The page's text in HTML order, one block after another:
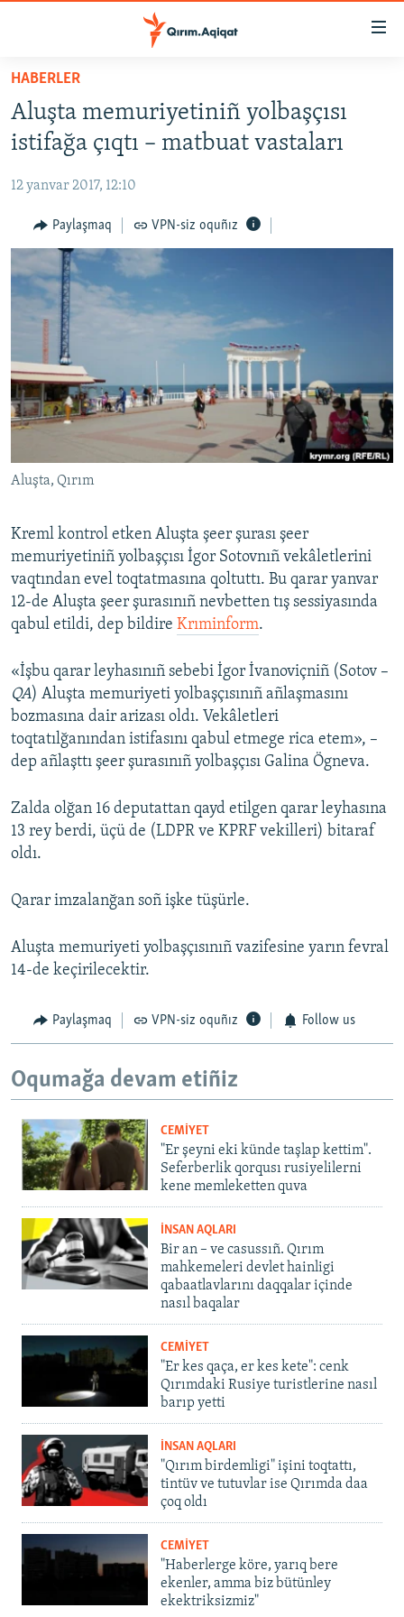
Esas
qaytmaq
Baş
navigatsiyağa
qaytmaq
qaytmaq
HABERLER
SİYASET
İQTİSADİYAT
CEMİYET
MEDENİYET
İNSAN AQLARI
VİDEO
SÜRET
BLOGLAR
FİKİR
Русский
Українською
RFE/RS bütün saytları
HABERLER
Aluşta memuriyetiniñ yolbaşçısı
istifağa çıqtı – matbuat vastaları
12 yanvar 2017, 12:10
Paylaşmaq VPN-siz oquñız
Aluşta, Qırım
Kreml kontrol etken Aluşta şeer şurası şeer
memuriyetiniñ yolbaşçısı İgor Sotovnıñ vekâletlerini
vaqtından evel toqtatmasına qoltuttı. Bu qarar yanvar
12-de Aluşta şeer şurasınıñ nevbetten tış sessiyasında
qabul etildi, dep bildire Krıminform.
«İşbu qarar leyhasınıñ sebebi İgor İvanoviçniñ (Sotov –
QA) Aluşta memuriyeti yolbaşçısınıñ añlaşmasını
bozmasına dair arizası oldı. Vekâletleri
toqtatılğanından istifasını qabul etmege rica etem», –
dep añlaşttı şeer şurasınıñ yolbaşçısı Galina Ögneva.
Zalda olğan 16 deputattan qayd etilgen qarar leyhasına
13 rey berdi, üçü de (LDPR ve KPRF vekilleri) bitaraf
oldı.
Qarar imzalanğan soñ işke tüşürle.
Aluşta memuriyeti yolbaşçısınıñ vazifesine yarın fevral
14-de keçirilecektir.
Paylaşmaq VPN-siz oquñız Follow us
Oqumağa devam etiñiz
CEMİYET
"Er şeyni eki künde taşlap kettim".
Seferberlik qorqusı rusiyelilerni
kene memleketten quva
İNSAN AQLARI
Bir an – ve casussıñ. Qırım
mahkemeleri devlet hainligi
qabaatlavlarını daqqalar içinde
nasıl baqalar
CEMİYET
"Er kes qaça, er kes kete": cenk
Qırımdaki Rusiye turistlerine nasıl
barıp yetti
İNSAN AQLARI
"Qırım birdemligi" işini toqtattı,
tintüv ve tutuvlar ise Qırımda daa
çoq oldı
CEMİYET
"Haberlerge köre, yarıq bere
ekenler, amma biz bütünley
ekektriksizmiz"